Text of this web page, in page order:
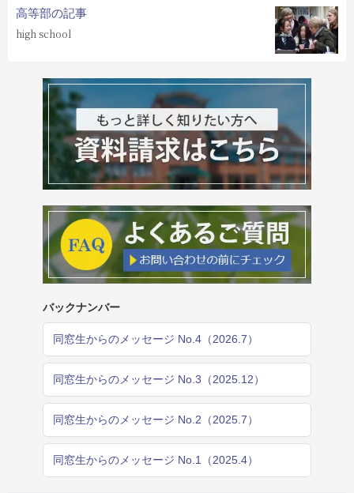
高等部の記事
high school
バックナンバー
同窓生からのメッセージ No.4（2026.7）
同窓生からのメッセージ No.3（2025.12）
同窓生からのメッセージ No.2（2025.7）
同窓生からのメッセージ No.1（2025.4）